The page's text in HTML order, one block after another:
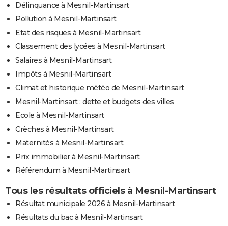
Délinquance à Mesnil-Martinsart
Pollution à Mesnil-Martinsart
Etat des risques à Mesnil-Martinsart
Classement des lycées à Mesnil-Martinsart
Salaires à Mesnil-Martinsart
Impôts à Mesnil-Martinsart
Climat et historique météo de Mesnil-Martinsart
Mesnil-Martinsart : dette et budgets des villes
Ecole à Mesnil-Martinsart
Crèches à Mesnil-Martinsart
Maternités à Mesnil-Martinsart
Prix immobilier à Mesnil-Martinsart
Référendum à Mesnil-Martinsart
Tous les résultats officiels à Mesnil-Martinsart
Résultat municipale 2026 à Mesnil-Martinsart
Résultats du bac à Mesnil-Martinsart